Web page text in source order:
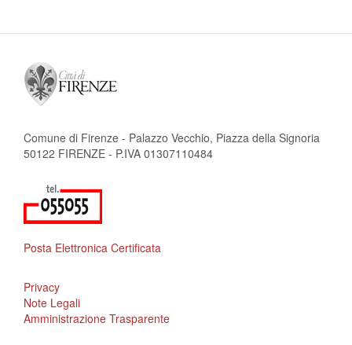
Comune di Firenze - Palazzo Vecchio, Piazza della Signoria
50122 FIRENZE - P.IVA 01307110484
Posta Elettronica Certificata
Privacy
Note Legali
Amministrazione Trasparente